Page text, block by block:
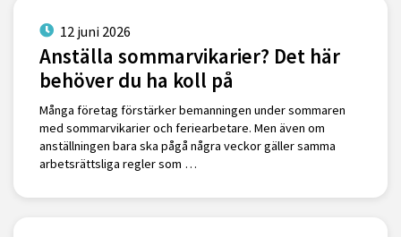
12 juni 2026
Anställa sommarvikarier? Det här
behöver du ha koll på
Många företag förstärker bemanningen under sommaren
med sommarvikarier och feriearbetare. Men även om
anställningen bara ska pågå några veckor gäller samma
arbetsrättsliga regler som …